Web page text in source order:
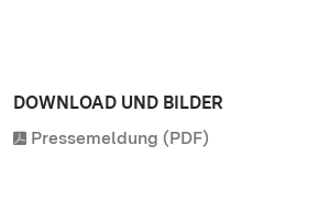
DOWNLOAD UND BILDER
Pressemeldung (PDF)